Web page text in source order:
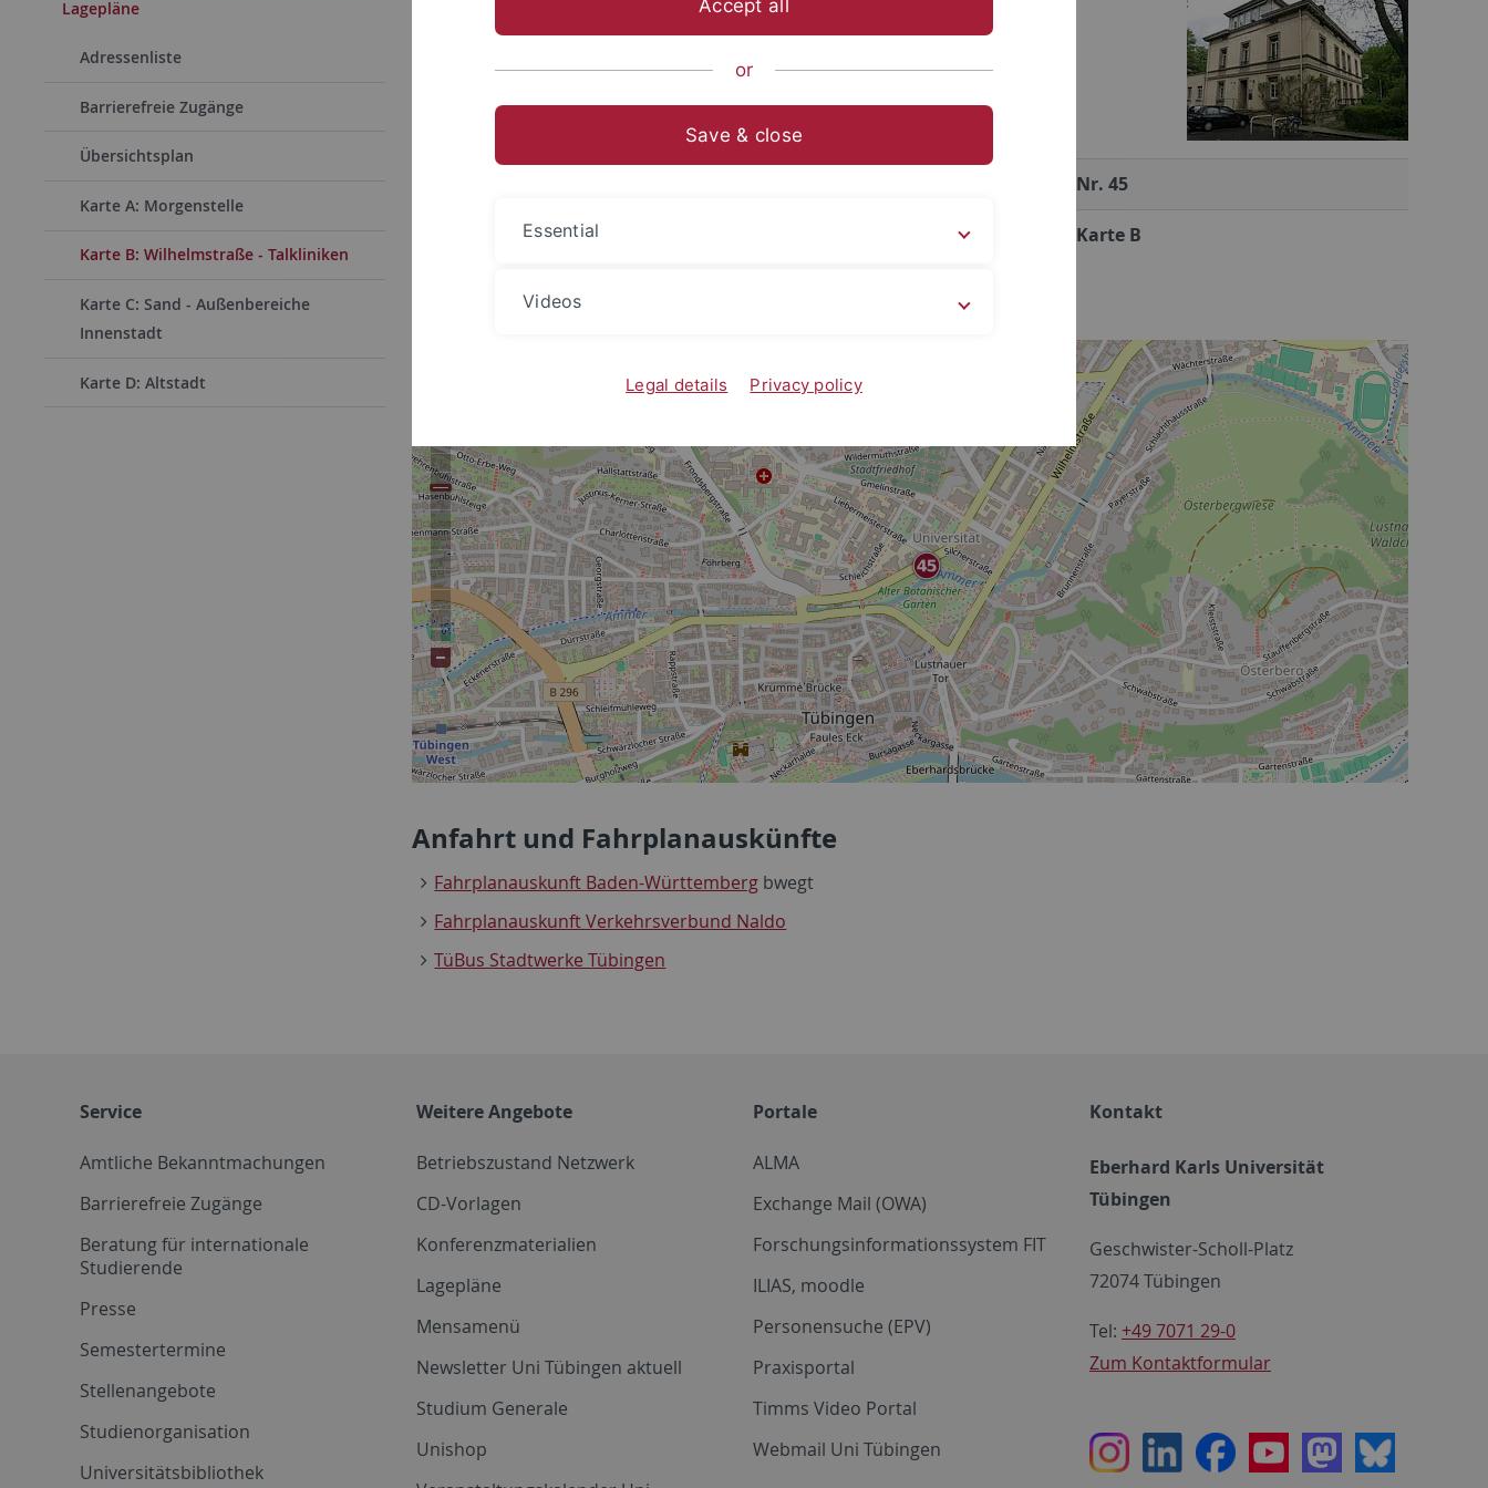
Lagepläne
Adressenliste
Barrierefreie Zugänge
Übersichtsplan
Karte A: Morgenstelle
Karte B: Wilhelmstraße - Talkliniken
Karte C: Sand - Außenbereiche
Innenstadt
Karte D: Altstadt
Rümelinstraße 27
Nr. 45
Übersichtsplan Karte B
Anfahrt und Fahrplanauskünfte
Fahrplanauskunft Baden-Württemberg bwegt
Fahrplanauskunft Verkehrsverbund Naldo
TüBus Stadtwerke Tübingen
Service
Amtliche Bekanntmachungen
Barrierefreie Zugänge
Beratung für internationale
Studierende
Presse
Semestertermine
Stellenangebote
Studienorganisation
Universitätsbibliothek
Weitere Angebote
Betriebszustand Netzwerk
CD-Vorlagen
Konferenzmaterialien
Lagepläne
Mensamenü
Newsletter Uni Tübingen aktuell
Studium Generale
Unishop
Portale
ALMA
Exchange Mail (OWA)
Forschungsinformationssystem FIT
ILIAS, moodle
Personensuche (EPV)
Praxisportal
Timms Video Portal
Webmail Uni Tübingen
Kontakt
Eberhard Karls Universität
Tübingen
Geschwister-Scholl-Platz
72074 Tübingen
Tel: +49 7071 29-0
Zum Kontaktformular
InstagramLinkedInFacebookYoutubeMastodon
Bluesky
Accept all
or
Save & close
Essential
Videos
Legal details Privacy policy